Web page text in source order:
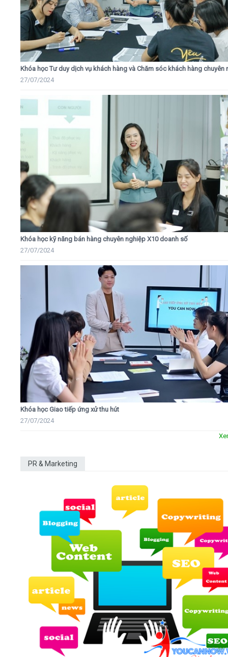
Khóa học Tư duy dịch vụ khách hàng và Chăm sóc khách hàng chuyên
27/07/2024
Khóa học kỹ năng bán hàng chuyên nghiệp X10 doanh số
27/07/2024
Khóa học Giao tiếp ứng xử thu hút
27/07/2024
PR & Marketing